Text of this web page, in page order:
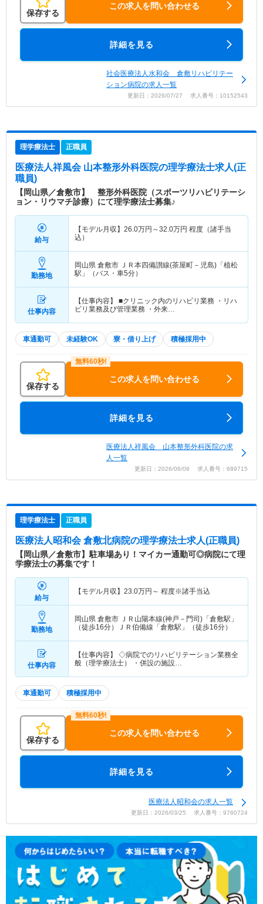
保存する
この求人を問い合わせる
詳細を見る
社会医療法人水和会 倉敷リハビリテー
ション病院の求人一覧
更新日：2026/07/27 求人番号：10152543
理学療法士 正職員
医療法人祥風会 山本整形外科医院の理学療法士求人(正
職員)
【岡山県／倉敷市】 整形外科医院（スポーツリハビリテーシ
ョン・リウマチ診療）にて理学療法士募集♪
給与
【モデル月収】 26.0万円～32.0万円 程度（諸手当
込）
勤務地
岡山県 倉敷市 ＪＲ本四備讃線(茶屋町－児島)「植松
駅」（バス・車5分）
仕事内容
【仕事内容】 ■クリニック内のリハビリ業務 ・リハ
ビリ業務及び管理業務 ・外来…
車通勤可 未経験OK 寮・借り上げ 積極採用中
保存する
この求人を問い合わせる
詳細を見る
医療法人祥風会 山本整形外科医院の求
人一覧
更新日：2026/06/08 求人番号：689715
理学療法士 正職員
医療法人昭和会 倉敷北病院の理学療法士求人(正職員)
【岡山県／倉敷市】駐車場あり！マイカー通勤可◎病院にて理
学療法士の募集です！
給与
【モデル月収】 23.0万円～ 程度※諸手当込
勤務地
岡山県 倉敷市 ＪＲ山陽本線(神戸－門司)「倉敷駅」
（徒歩16分）ＪＲ伯備線「倉敷駅」（徒歩16分）
仕事内容
【仕事内容】 ◇病院でのリハビリテーション業務全
般（理学療法士） ・併設の施設…
車通勤可 積極採用中
保存する
この求人を問い合わせる
詳細を見る
医療法人昭和会の求人一覧
更新日：2026/03/25 求人番号：9760724